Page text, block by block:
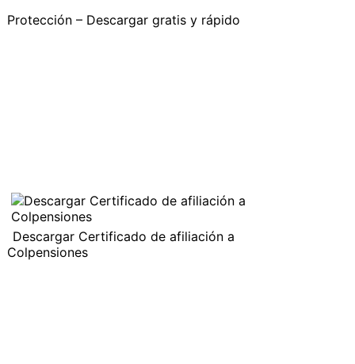
Protección – Descargar gratis y rápido
Descargar Certificado de afiliación a
Colpensiones